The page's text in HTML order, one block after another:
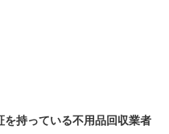
を持っている不用品回収業者